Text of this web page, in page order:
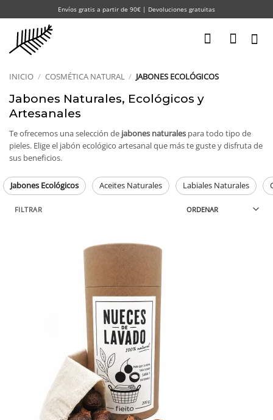
al
contenido
Envíos gratis a partir de 90€ | Devoluciones gratuitas
INICIO / COSMÉTICA NATURAL / JABONES ECOLÓGICOS
Jabones Naturales, Ecológicos y
Artesanales
Te ofrecemos una selección de jabones naturales para todo tipo de
pieles. Elige el jabón ecológico artesanal que más te guste y disfruta de
sus beneficios.
Jabones Ecológicos Aceites Naturales Labiales Naturales
FILTRAR